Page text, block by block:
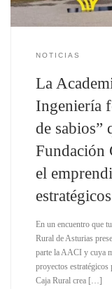
NOTICIAS
La
Ingeniería
de sabios”
Fundación
el
En un encuentro que
Rural de Asturias
parte la AACI y cuya
proyectos
Caja Rural crea […]